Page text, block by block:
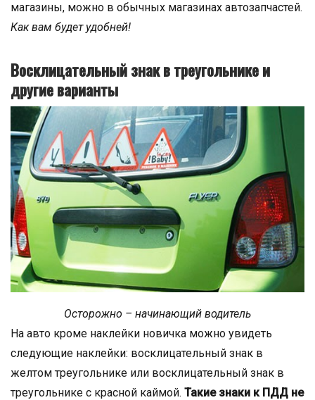
магазины, можно в обычных магазинах автозапчастей.
Как вам будет удобней!
Восклицательный знак в треугольнике и
другие варианты
Осторожно – начинающий водитель
На авто кроме наклейки новичка можно увидеть
следующие наклейки: восклицательный знак в
желтом треугольнике или восклицательный знак в
треугольнике с красной каймой. Такие знаки к ПДД не